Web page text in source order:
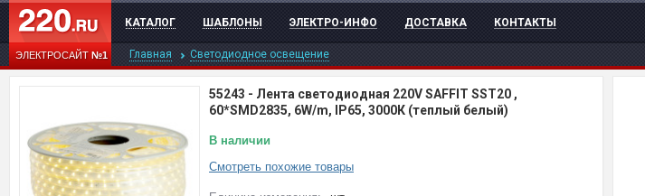
ЭЛЕКТРОСАЙТ№1
КАТАЛОГ ШАБЛОНЫ ЭЛЕКТРО-ИНФО ДОСТАВКА КОНТАКТЫ
Главная Светодиодное освещение
55243 - Лента светодиодная 220V SAFFIT SST20 ,
60*SMD2835, 6W/m, IP65, 3000К (теплый белый)
В наличии
Смотреть похожие товары